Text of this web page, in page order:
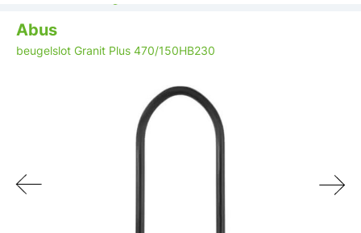
Abus
beugelslot Granit Plus 470/150HB230